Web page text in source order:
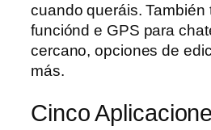
cuando queráis. También
funciónd e GPS para
cercano, opciones de
más.
Cinco